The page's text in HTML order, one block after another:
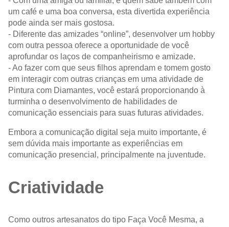
um café e uma boa conversa, esta divertida experiência
pode ainda ser mais gostosa.
- Diferente das amizades “online”, desenvolver um hobby
com outra pessoa oferece a oportunidade de você
aprofundar os laços de companheirismo e amizade.
- Ao fazer com que seus filhos aprendam e tomem gosto
em interagir com outras crianças em uma atividade de
Pintura com Diamantes, você estará proporcionando à
turminha o desenvolvimento de habilidades de
comunicação essenciais para suas futuras atividades.
Embora a comunicação digital seja muito importante, é
sem dúvida mais importante as experiências em
comunicação presencial, principalmente na juventude.
Criatividade
Como outros artesanatos do tipo Faça Você Mesma, a